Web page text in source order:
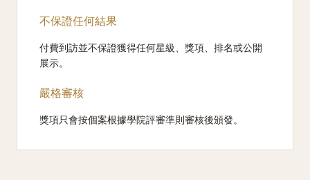
不保證任何結果
付費到訪並不保證獲得任何星級、獎項、排名或公開
展示。
嚴格審核
獎項只會按個案根據學院評審準則審核後頒發。